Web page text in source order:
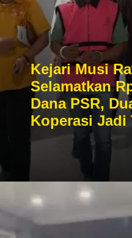
Kejari Musi
Selamatkan
Dana PSR,
Koperasi Jadi